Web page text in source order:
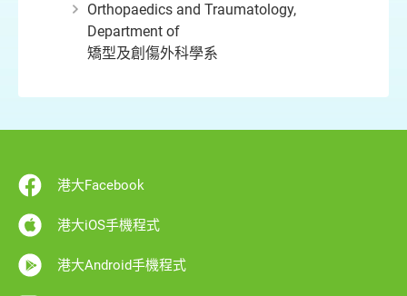
Orthopaedics and Traumatology,
Department of
矯型及創傷外科學系
港大Facebook
港大iOS手機程式
港大Android手機程式